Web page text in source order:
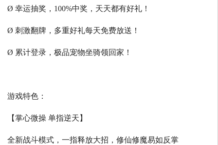
Ø 幸运抽奖，100%中奖，天天都有好礼！
Ø 刺激翻牌，多重好礼每天免费放送！
Ø 累计登录，极品宠物坐骑领回家！
游戏特色：
【掌心微操 单指逆天】
全新战斗模式，一指释放大招，修仙修魔易如反掌